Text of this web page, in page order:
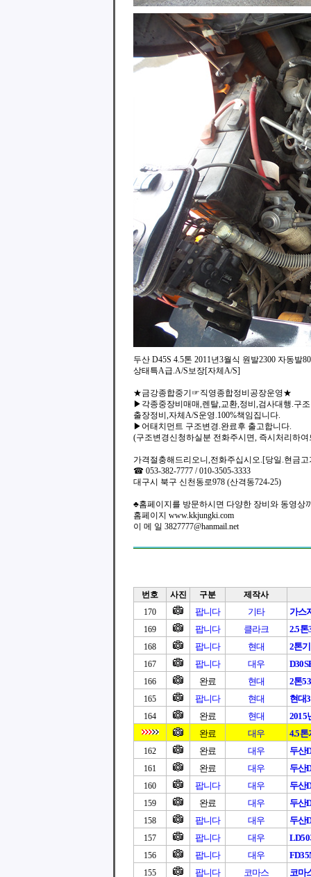
두산 D45S 4.5톤 2011년3월식 원발2300 자동발
상태특A급.A/S보장[자체A/S]
★금강종합중기☞직영종합정비공장운영★
▶각종중장비매매,렌탈,교환,정비,검사대행.구
출장정비,자체A/S운영.100%책임집니다.
▶어태치먼트 구조변경.완료후 출고합니다.
(구조변경신청하실분 전화주시면, 즉시처리하
가격절충해드리오니,전화주십시오.[당일.현금
☎ 053-382-7777 / 010-3505-3333
대구시 북구 신천동로978 (산격동724-25)
♣홈페이지를 방문하시면 다양한 장비와 동영상
홈페이지 www.kkjungki.com
이 메 일 3827777@hanmail.net
번호 사진 구분
제작사
170
팝니다 기타 가스
169 팝니다 클라크 2.5톤
168 팝니다 현대 2톤
167 팝니다 대우
166 완료 현대 2톤
165 팝니다 현대 현대
164 완료 현대
2015
완료
대우 4.5톤
162 완료 대우 두산
161 완료 대우 두산
160 팝니다 대우 두산
159 완료 대우 두산
158 팝니다 대우 두산
157 팝니다 대우
156 팝니다 대우
155 팝니다 코마스 코마